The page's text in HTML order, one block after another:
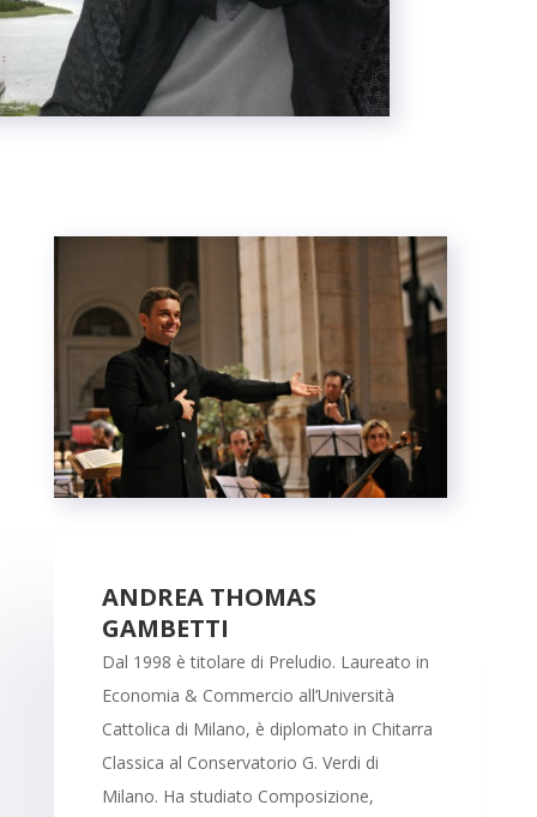
ANDREA THOMAS
GAMBETTI
Dal 1998 è titolare di Preludio. Laureato in
Economia & Commercio all’Università
Cattolica di Milano, è diplomato in Chitarra
Classica al Conservatorio G. Verdi di
Milano. Ha studiato Composizione,